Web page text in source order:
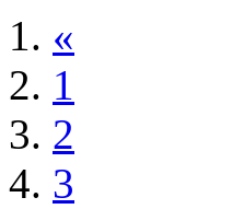
«
1
2
3